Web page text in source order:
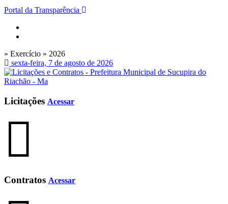
Portal da Transparência
» Exercício » 2026
sexta-feira, 7 de agosto de 2026
Licitações Acessar
Contratos Acessar